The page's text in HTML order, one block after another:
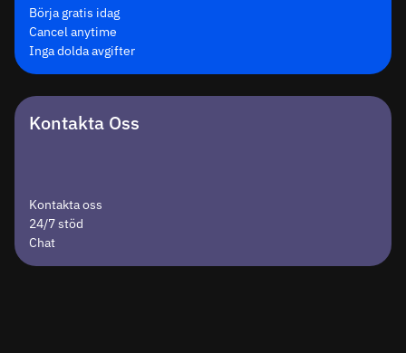
Börja gratis idag
Cancel anytime
Inga dolda avgifter
Kontakta Oss
Kontakta oss
24/7 stöd
Chat